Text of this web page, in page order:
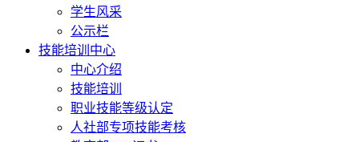
学生风采
公示栏
技能培训中心
中心介绍
技能培训
职业技能等级认定
人社部专项技能考核